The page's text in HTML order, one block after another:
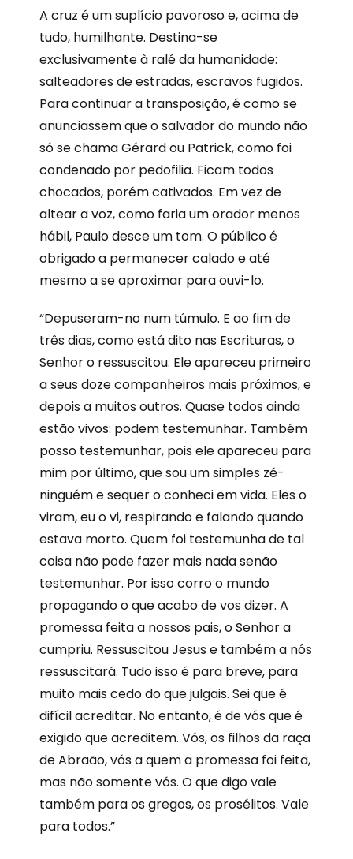
A cruz é um suplício pavoroso e, acima de
tudo, humilhante. Destina-se
exclusivamente à ralé da humanidade:
salteadores de estradas, escravos fugidos.
Para continuar a transposição, é como se
anunciassem que o salvador do mundo não
só se chama Gérard ou Patrick, como foi
condenado por pedofilia. Ficam todos
chocados, porém cativados. Em vez de
altear a voz, como faria um orador menos
hábil, Paulo desce um tom. O público é
obrigado a permanecer calado e até
mesmo a se aproximar para ouvi-lo.
“Depuseram-no num túmulo. E ao fim de
três dias, como está dito nas Escrituras, o
Senhor o ressuscitou. Ele apareceu primeiro
a seus doze companheiros mais próximos, e
depois a muitos outros. Quase todos ainda
estão vivos: podem testemunhar. Também
posso testemunhar, pois ele apareceu para
mim por último, que sou um simples zé-
ninguém e sequer o conheci em vida. Eles o
viram, eu o vi, respirando e falando quando
estava morto. Quem foi testemunha de tal
coisa não pode fazer mais nada senão
testemunhar. Por isso corro o mundo
propagando o que acabo de vos dizer. A
promessa feita a nossos pais, o Senhor a
cumpriu. Ressuscitou Jesus e também a nós
ressuscitará. Tudo isso é para breve, para
muito mais cedo do que julgais. Sei que é
difícil acreditar. No entanto, é de vós que é
exigido que acreditem. Vós, os filhos da raça
de Abraão, vós a quem a promessa foi feita,
mas não somente vós. O que digo vale
também para os gregos, os prosélitos. Vale
para todos.”